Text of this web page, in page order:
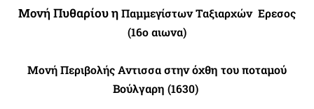
Mονή Πυθαρίου η Παμμεγίστων Ταξιαρχών Ερεσος
(16ο αιωνα)
Μονή Περιβολής Αντισσα στην όχθη του ποταμού
Βούλγαρη (1630)